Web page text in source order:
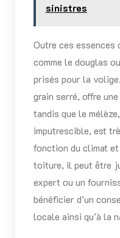
sinistres
Outre ces essences
comme le douglas
prisés pour la
grain serré, offre
tandis que le
imputrescible, est
fonction du climat
toiture, il peut être
expert ou un
bénéficier d’un
locale ainsi qu’à la